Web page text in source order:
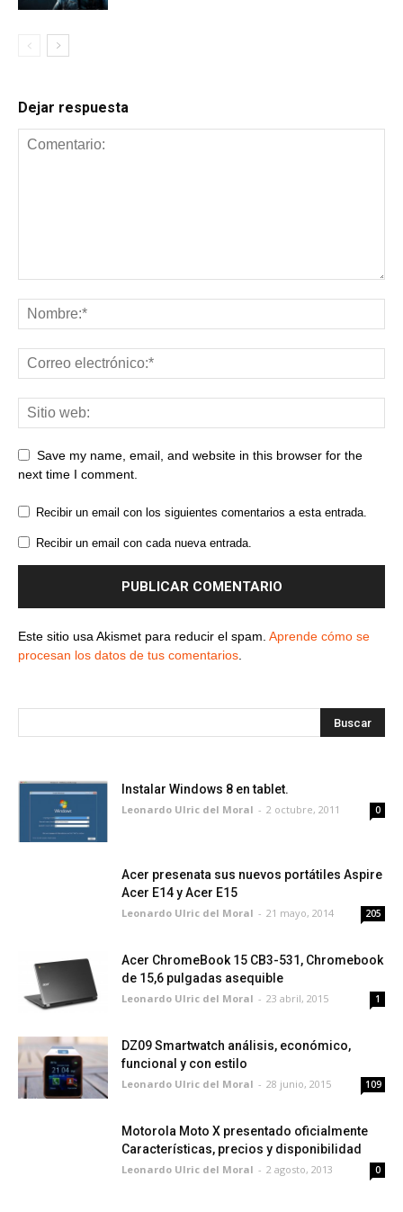
Dejar respuesta
Save my name, email, and website in this browser for the
next time I comment.
Recibir un email con los siguientes comentarios a esta entrada.
Recibir un email con cada nueva entrada.
Este sitio usa Akismet para reducir el spam. Aprende cómo se
procesan los datos de tus comentarios.
Instalar Windows 8 en tablet.
Leonardo Ulric del Moral - 2 octubre, 2011 0
Acer presenata sus nuevos portátiles Aspire
Acer E14 y Acer E15
Leonardo Ulric del Moral - 21 mayo, 2014 205
Acer ChromeBook 15 CB3-531, Chromebook
de 15,6 pulgadas asequible
Leonardo Ulric del Moral - 23 abril, 2015 1
DZ09 Smartwatch análisis, económico,
funcional y con estilo
Leonardo Ulric del Moral - 28 junio, 2015 109
Motorola Moto X presentado oficialmente
Características, precios y disponibilidad
Leonardo Ulric del Moral - 2 agosto, 2013 0